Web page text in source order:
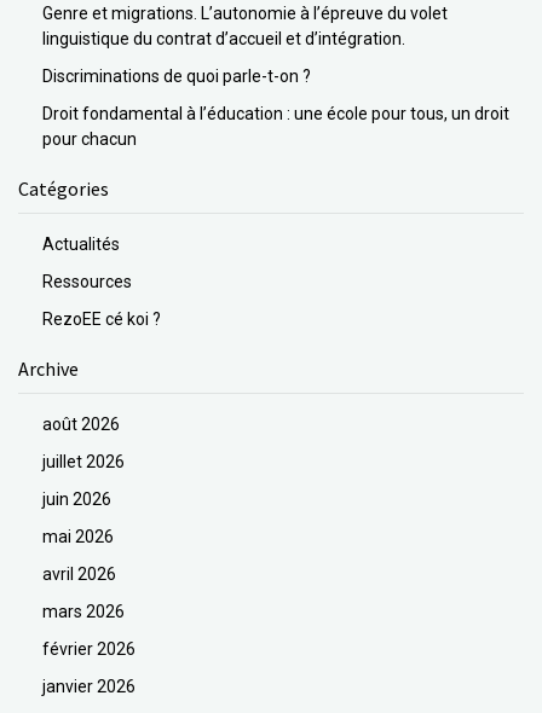
Genre et migrations. L’autonomie à l’épreuve du volet
linguistique du contrat d’accueil et d’intégration.
Discriminations de quoi parle-t-on ?
Droit fondamental à l’éducation : une école pour tous, un droit
pour chacun
Catégories
Actualités
Ressources
RezoEE cé koi ?
Archive
août 2026
juillet 2026
juin 2026
mai 2026
avril 2026
mars 2026
février 2026
janvier 2026